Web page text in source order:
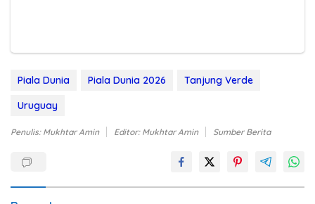
Piala Dunia Piala Dunia 2026
Tanjung Verde
Uruguay
Penulis: Mukhtar Amin Editor: Mukhtar Amin Sumber Berita